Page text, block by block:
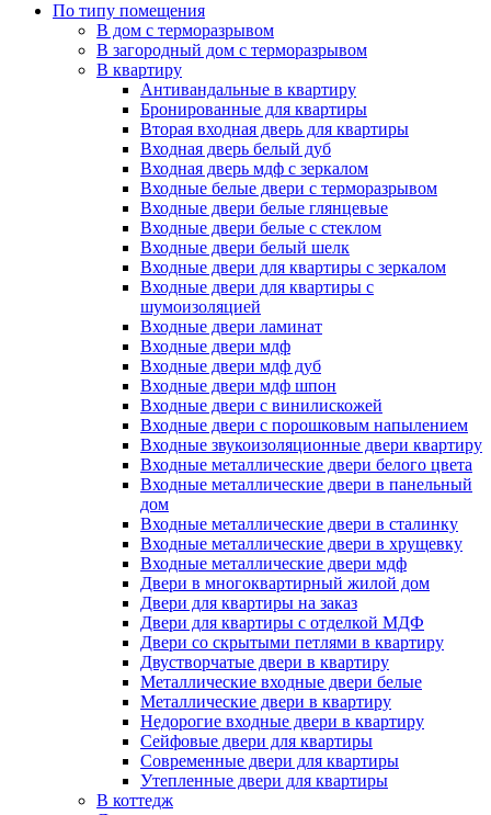
По типу помещения
В дом с терморазрывом
В загородный дом с терморазрывом
В квартиру
Антивандальные в квартиру
Бронированные для квартиры
Вторая входная дверь для квартиры
Входная дверь белый дуб
Входная дверь мдф с зеркалом
Входные белые двери с терморазрывом
Входные двери белые глянцевые
Входные двери белые с стеклом
Входные двери белый шелк
Входные двери для квартиры с зеркалом
Входные двери для квартиры с
шумоизоляцией
Входные двери ламинат
Входные двери мдф
Входные двери мдф дуб
Входные двери мдф шпон
Входные двери с винилискожей
Входные двери с порошковым напылением
Входные звукоизоляционные двери квартиру
Входные металлические двери белого цвета
Входные металлические двери в панельный
дом
Входные металлические двери в сталинку
Входные металлические двери в хрущевку
Входные металлические двери мдф
Двери в многоквартирный жилой дом
Двери для квартиры на заказ
Двери для квартиры с отделкой МДФ
Двери со скрытыми петлями в квартиру
Двустворчатые двери в квартиру
Металлические входные двери белые
Металлические двери в квартиру
Недорогие входные двери в квартиру
Сейфовые двери для квартиры
Современные двери для квартиры
Утепленные двери для квартиры
В коттедж